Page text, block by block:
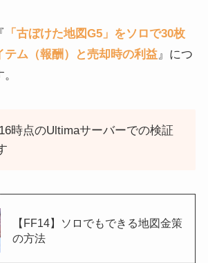
「古ぼけた地図G5」をソロで30枚
テム（報酬）と売却時の利益』につ
時点のUltimaサーバーでの検証
【FF14】ソロでもできる地図金策
の方法